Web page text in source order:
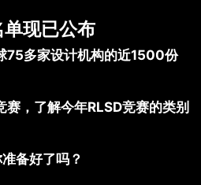
单现已公布
75多家设计机构的近1500份
，了解今年RLSD竞赛的类别
备好了吗？